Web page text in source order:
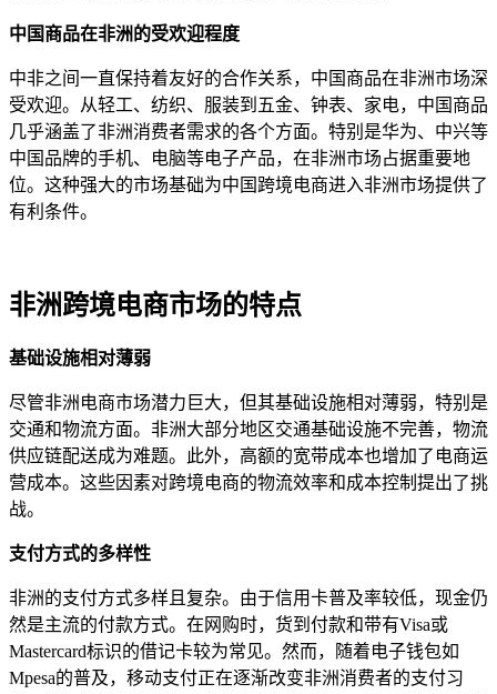
中国商品在非洲的受欢迎程度
中非之间一直保持着友好的合作关系，中国商品在非洲市场深
受欢迎。从轻工、纺织、服装到五金、钟表、家电，中国商品
几乎涵盖了非洲消费者需求的各个方面。特别是华为、中兴等
中国品牌的手机、电脑等电子产品，在非洲市场占据重要地
位。这种强大的市场基础为中国跨境电商进入非洲市场提供了
有利条件。
非洲跨境电商市场的特点
基础设施相对薄弱
尽管非洲电商市场潜力巨大，但其基础设施相对薄弱，特别是
交通和物流方面。非洲大部分地区交通基础设施不完善，物流
供应链配送成为难题。此外，高额的宽带成本也增加了电商运
营成本。这些因素对跨境电商的物流效率和成本控制提出了挑
战。
支付方式的多样性
非洲的支付方式多样且复杂。由于信用卡普及率较低，现金仍
然是主流的付款方式。在网购时，货到付款和带有Visa或
Mastercard标识的借记卡较为常见。然而，随着电子钱包如
Mpesa的普及，移动支付正在逐渐改变非洲消费者的支付习